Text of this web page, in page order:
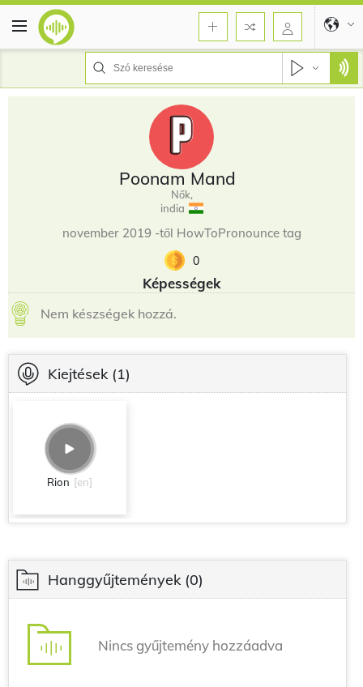
Poonam Mand
Nők,
india
november 2019 -től HowToPronounce tag
0
Képességek
Nem készségek hozzá.
Kiejtések (1)
Rion [en]
Hanggyűjtemények (0)
Nincs gyűjtemény hozzáadva